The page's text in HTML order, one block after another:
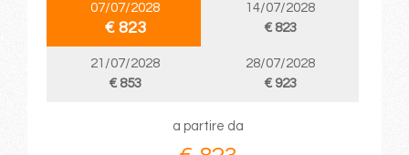
07/07/2028
€ 823
14/07/2028
€ 823
21/07/2028
€ 853
28/07/2028
€ 923
a partire da